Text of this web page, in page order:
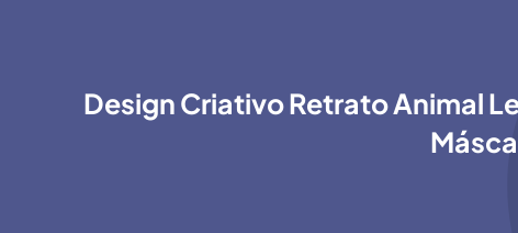
Design Criativo Retrato Animal